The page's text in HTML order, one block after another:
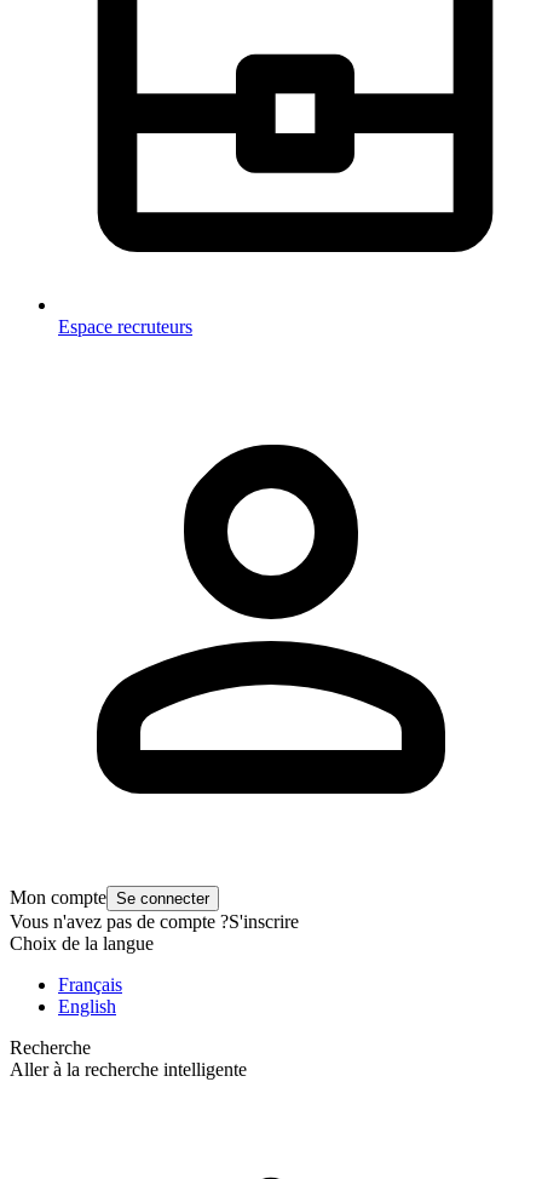
Espace recruteurs
Mon compte Se connecter
Vous n'avez pas de compte ?S'inscrire
Choix de la langue
Français
English
Recherche
Aller à la recherche intelligente